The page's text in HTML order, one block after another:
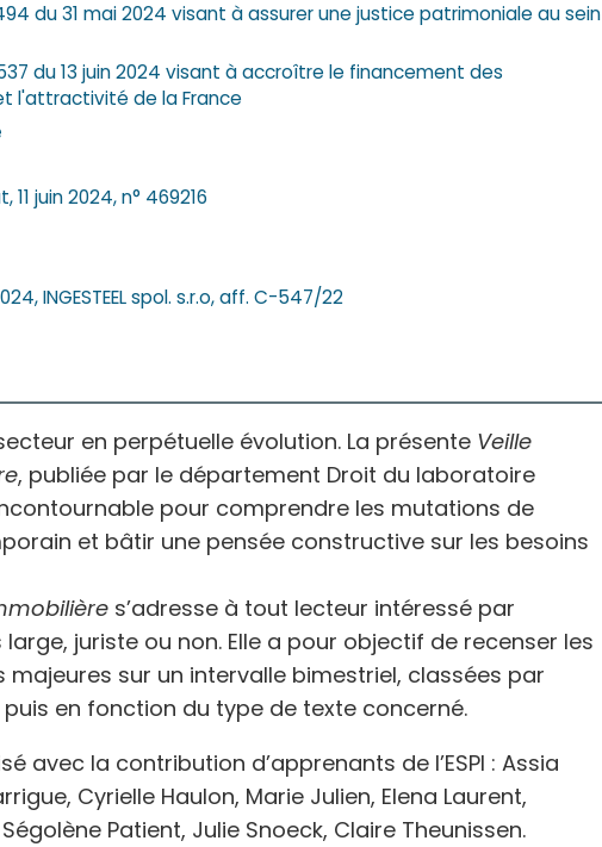
du 31 mai 2024 visant à assurer une justice patrimoniale au sein
du 13 juin 2024 visant à accroître le financement des
l'attractivité de la France
11 juin 2024, n° 469216
INGESTEEL spol. s.r.o, aff. C-547/22
en perpétuelle évolution. La présente Veille
, publiée par le département Droit du laboratoire
incontournable pour comprendre les mutations de
et bâtir une pensée constructive sur les besoins
s’adresse à tout lecteur intéressé par
large, juriste ou non. Elle a pour objectif de recenser les
majeures sur un intervalle bimestriel, classées par
en fonction du type de texte concerné.
avec la contribution d’apprenants de l’ESPI : Assia
Cyrielle Haulon, Marie Julien, Elena Laurent,
Patient, Julie Snoeck, Claire Theunissen.